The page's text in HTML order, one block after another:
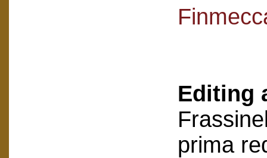
Editing
prima